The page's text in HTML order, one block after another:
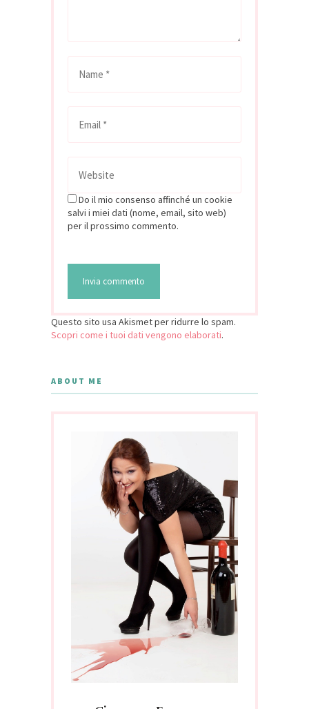
Do il mio consenso affinché un cookie
salvi i miei dati (nome, email, sito web)
per il prossimo commento.
Questo sito usa Akismet per ridurre lo spam.
Scopri come i tuoi dati vengono elaborati.
ABOUT ME